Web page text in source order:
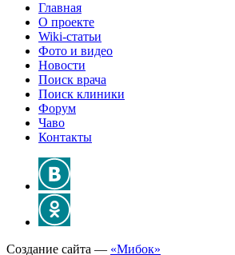
Главная
О проекте
Wiki-статьи
Фото и видео
Новости
Поиск врача
Поиск клиники
Форум
Чаво
Контакты
Создание сайта — «Мибок»